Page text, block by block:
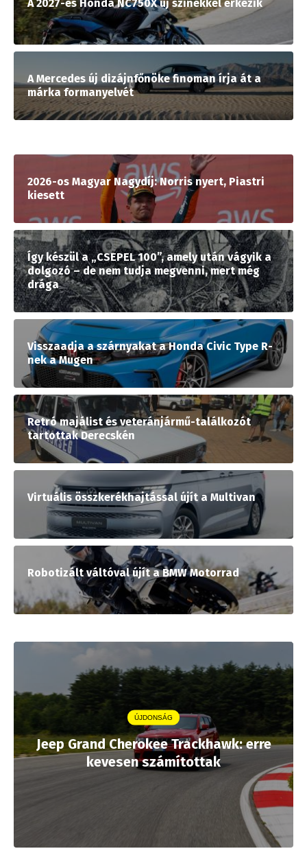
A 2027-es Honda NC750X új színekkel érkezik
A Mercedes új dizájnfőnöke finoman írja át a
márka formanyelvét
2026-os Magyar Nagydíj: Norris nyert, Piastri
kiesett
Így készül a „CSEPEL 100”, amely után vágyik a
dolgozó – de nem tudja megvenni, mert még
drága
Visszaadja a szárnyakat a Honda Civic Type R-
nek a Mugen
Retró majálist és veteránjármű-találkozót
tartottak Derecskén
Virtuális összkerékhajtással újít a Multivan
Robotizált váltóval újít a BMW Motorrad
ÚJDONSÁG
Jeep Grand Cherokee Trackhawk: erre
kevesen számítottak